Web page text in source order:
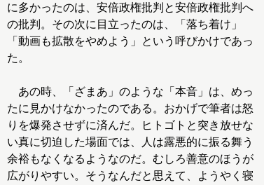
に多かったのは、安倍政権批判と安倍政権批判へ
の批判。その次に目立ったのは、「落ち着け」
「動画も拡散をやめよう」という呼びかけであっ
た。
あの時、「ざまあ」のような「本音」は、めっ
たに見かけなかったのである。おかげで筆者は怒
りを爆発させずに済んだ。ヒトゴトと突き放せな
い真に切迫した場面では、人は露悪的に振る舞う
余裕もなくなるようなのだ。むしろ善意のほうが
広がりやすい。そうなんだと思えて、ようやく寝